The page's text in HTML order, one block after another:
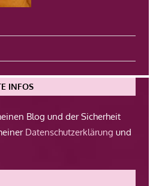
INFOS
Blog und der Sicherheit
Datenschutzerklärung und